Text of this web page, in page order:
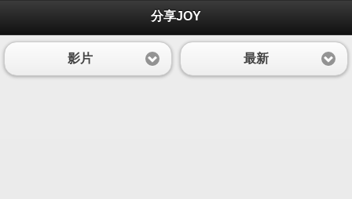
分享JOY
影片 最新